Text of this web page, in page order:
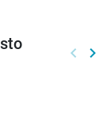
keyboard_arrow_left keyboard_arrow_right